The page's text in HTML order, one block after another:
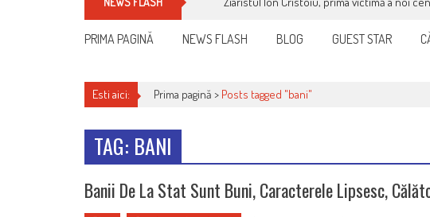
PRIMA PAGINĂ NEWS FLASH BLOG GUEST STAR
Esti aici: Prima pagină > Posts tagged "bani"
TAG: BANI
Banii De La Stat Sunt Buni, Caracterele Lipsesc,